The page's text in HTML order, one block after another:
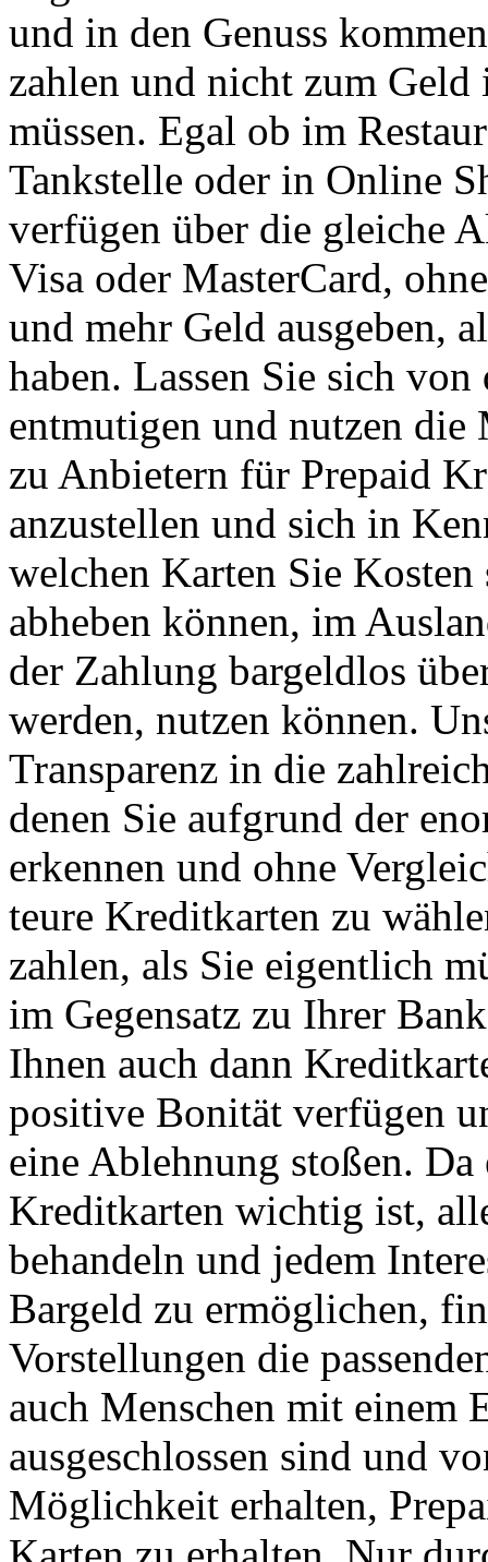
und in den Genuss
zahlen und nicht zum Geld
müssen. Egal ob im
Tankstelle oder in Online
verfügen über die gleiche
Visa oder MasterCard,
und mehr Geld ausgeben,
haben. Lassen Sie sich
entmutigen und nutzen
zu Anbietern für Prepaid
anzustellen und sich in
welchen Karten Sie
abheben können, im
der Zahlung bargeldlos
werden, nutzen können.
Transparenz in die
denen Sie aufgrund der
erkennen und ohne
teure Kreditkarten zu
zahlen, als Sie eigentlich
im Gegensatz zu Ihrer
Ihnen auch dann
positive Bonität verfügen
eine Ablehnung stoßen.
Kreditkarten wichtig ist,
behandeln und jedem
Bargeld zu ermöglichen,
Vorstellungen die
auch Menschen mit einem
ausgeschlossen sind und
Möglichkeit erhalten,